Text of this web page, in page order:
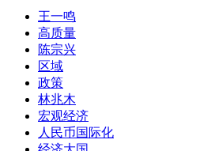
王一鸣
高质量
陈宗兴
区域
政策
林兆木
宏观经济
人民币国际化